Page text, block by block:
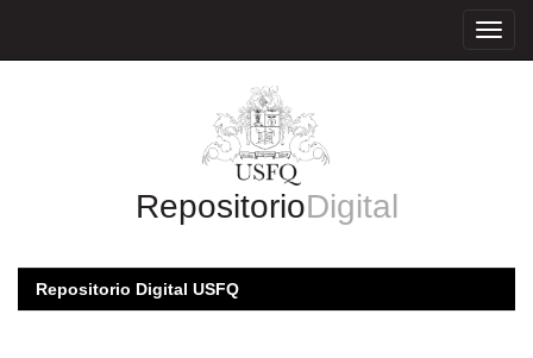
RepositorioDigital
Repositorio Digital USFQ